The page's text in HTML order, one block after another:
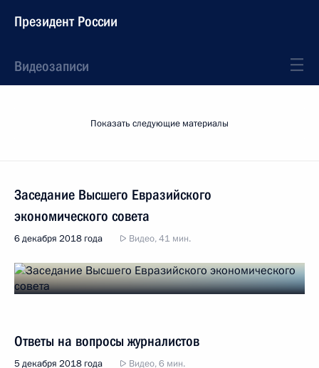
Президент России
Видеозаписи
Показать следующие материалы
Заседание Высшего Евразийского
экономического совета
6 декабря 2018 года Видео, 41 мин.
Ответы на вопросы журналистов
5 декабря 2018 года Видео, 6 мин.